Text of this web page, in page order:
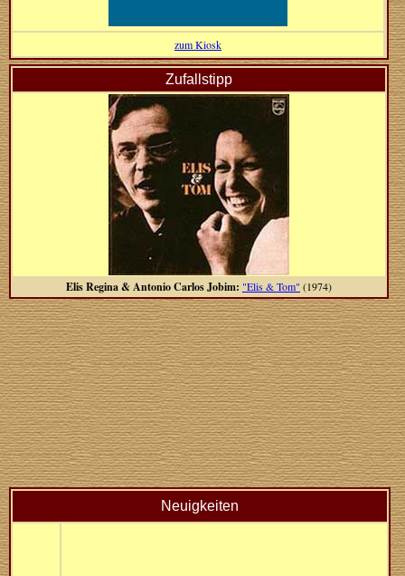
zum Kiosk
Zufallstipp
Elis Regina & Antonio Carlos Jobim: "Elis & Tom" (1974)
Neuigkeiten